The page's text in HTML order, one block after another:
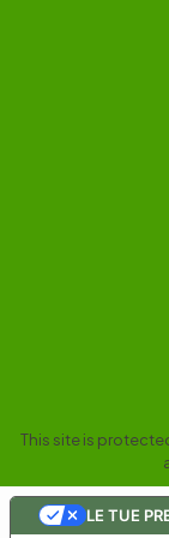
This site is
LE TUE